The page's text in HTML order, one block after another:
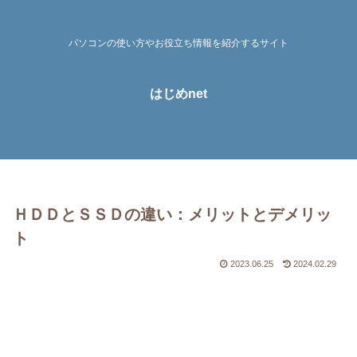
パソコンの使い方やお役立ち情報を紹介するサイト
はじめnet
ＨＤＤとＳＳＤの違い：メリットとデメリッ
ト
2023.06.25 2024.02.29